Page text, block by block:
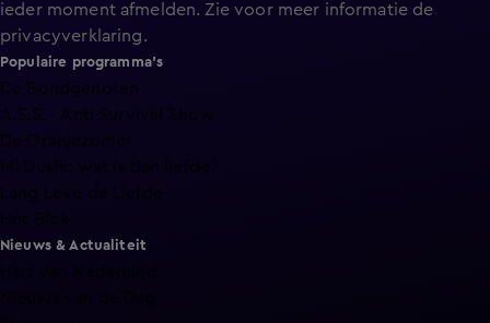
ieder moment afmelden. Zie voor meer informatie de
privacyverklaring.
Populaire programma's
De Bondgenoten
A.S.S. - Anti Survival Show
De Oranjezomer
Mi Dushi: wat is dan liefde?
Nieuws & Actualiteit